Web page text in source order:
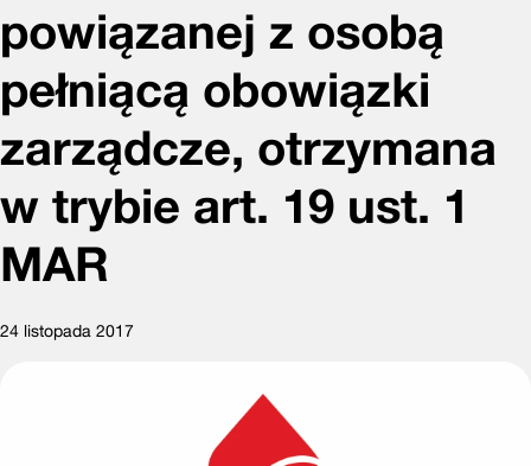
powiązanej z osobą
pełniącą obowiązki
zarządcze, otrzymana
w trybie art. 19 ust. 1
MAR
24 listopada 2017